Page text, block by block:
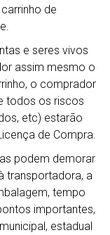
de
e seres vivos
assim mesmo o
o comprador
todos os riscos
etc) estarão
de Compra.
podem demorar
transportadora, a
tempo
importantes,
estadual